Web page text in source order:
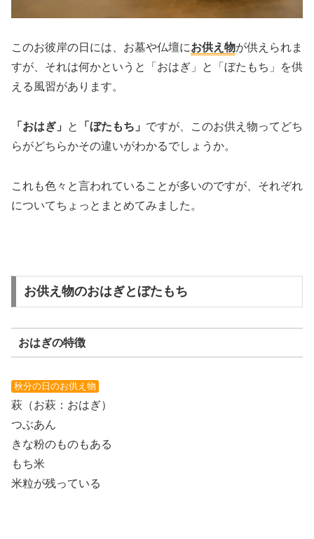
このお彼岸の日には、お墓や仏壇にお供え物が供えられま
すが、それは何かというと「おはぎ」と「ぼたもち」を供
える風習があります。
「おはぎ」 と 「ぼたもち」 ですが、このお供え物ってどち
らがどちらかその違いがわかるでしょうか。
これも色々と言われていることが多いのですが、それぞれ
についてちょっとまとめてみました。
お供え物のおはぎとぼたもち
おはぎの特徴
秋分の日のお供え物
萩（お萩：おはぎ）
つぶあん
きな粉のものもある
もち米
米粒が残っている